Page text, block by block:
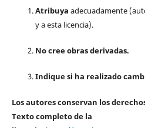
Atribuya adecuadamente
y a esta licencia).
No cree obras derivadas.
Indique si ha realizado
Los autores conservan los
Texto completo de la